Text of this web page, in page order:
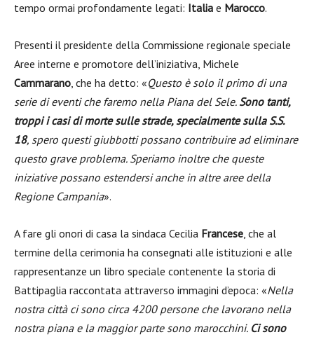
tempo ormai profondamente legati: Italia e Marocco.
Presenti il presidente della Commissione regionale speciale
Aree interne e promotore dell’iniziativa, Michele
Cammarano, che ha detto: «Questo è solo il primo di una
serie di eventi che faremo nella Piana del Sele. Sono tanti,
troppi i casi di morte sulle strade, specialmente sulla S.S.
18, spero questi giubbotti possano contribuire ad eliminare
questo grave problema. Speriamo inoltre che queste
iniziative possano estendersi anche in altre aree della
Regione Campania».
A fare gli onori di casa la sindaca Cecilia Francese, che al
termine della cerimonia ha consegnati alle istituzioni e alle
rappresentanze un libro speciale contenente la storia di
Battipaglia raccontata attraverso immagini d’epoca: «Nella
nostra città ci sono circa 4200 persone che lavorano nella
nostra piana e la maggior parte sono marocchini. Ci sono